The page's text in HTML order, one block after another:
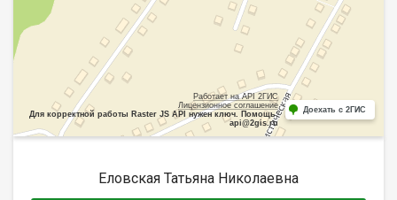
Работает на API 2ГИС
Лицензионное соглашение
Для корректной работы Raster JS API нужен ключ. Помощь:
api@2gis.ru
Доехать с 2ГИС
Еловская Татьяна Николаевна